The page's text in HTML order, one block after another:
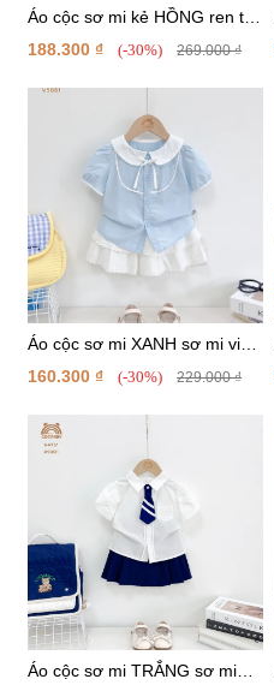
Áo cộc sơ mi kẻ HỒNG ren tay
phối nơ ngực
188.300 ₫ (-30%) 269.000 ₫
Áo cộc sơ mi XANH sơ mi viền
trắng phối nơ
160.300 ₫ (-30%) 229.000 ₫
Áo cộc sơ mi TRẮNG sơ mi